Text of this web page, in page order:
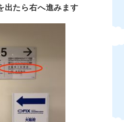
出たら右へ進みます